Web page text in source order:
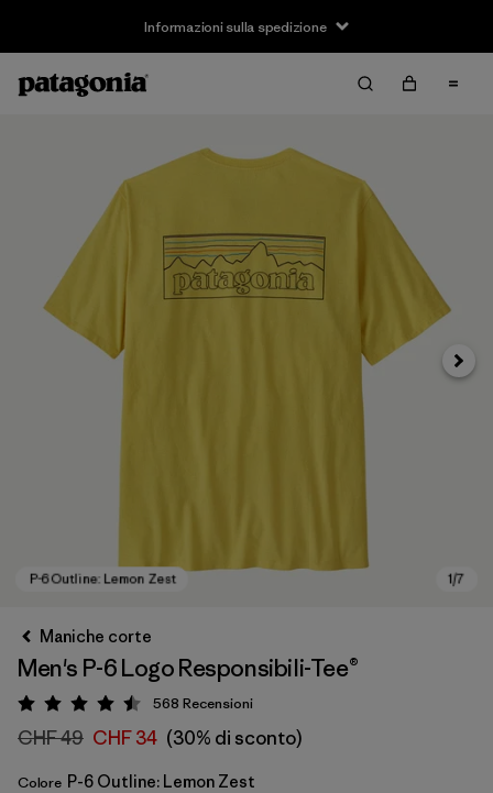
Informazioni sulla spedizione
Avanti
Maniche corte
Men's P-6 Logo Responsibili-Tee®
Valutazione: 4.5 / 5
568 Recensioni
CHF 49 CHF 34 (30% di sconto)
Colore P-6 Outline: Lemon Zest